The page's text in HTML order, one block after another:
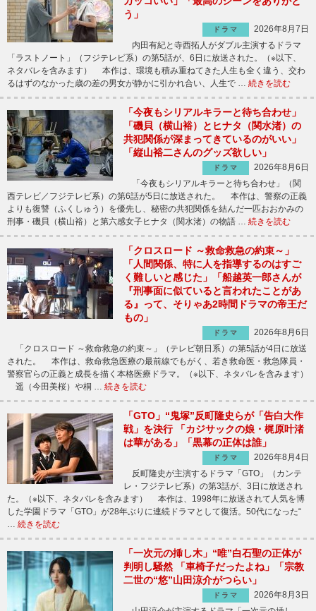
う」
ドラマ
2026年8月7日
内田有紀と寺西拓人がダブル主演するドラマ
「ラストノート」（フジテレビ系）の第5話が、6日に放送された。（※以下、
ネタバレを含みます） 本作は、環境も積み重ねてきた人生も全く違う、交わ
るはずのなかった歳の差の男女が静かに引かれ合い、人生で … 続きを読む
「今夜もシリアルキラーと待ち合わせ」
「磯貝（横山裕）とヒナタ（関水渚）の
共犯関係が深まってきているのがいい」
「縦山裕二さんのグッズ欲しい」
ドラマ
2026年8月6日
「今夜もシリアルキラーと待ち合わせ」（関
西テレビ／フジテレビ系）の第6話が5日に放送された。 本作は、警察の正義
よりも復讐（ふくしゅう）を優先し、秘密の共犯関係を結んだ一匹おおかみの
刑事・磯貝（横山裕）と第六感女子ヒナタ（関水渚）の物語 … 続きを読む
「クロスロード ～救命救急の約束～」
「人間関係、特に人を指導するのはすご
く難しいと感じた」「船越英一郎さんが
『刑事面に似ていると言われたことがあ
る』って、そりゃあ2時間ドラマの帝王だ
もの」
ドラマ
2026年8月6日
「クロスロード ～救命救急の約束～」（テレビ朝日系）の第5話が4日に放送
された。 本作は、救命救急医療の最前線でもがく、若き救命医・救急隊員・
警察官らの正義と成長を描く本格医療ドラマ。（※以下、ネタバレを含みます）
遥（今田美桜）や桐 … 続きを読む
「GTO」“鬼塚”反町隆史らが「告白大作
戦」を決行 「カジサックの娘・梶原叶渚
は華がある」「黒幕の正体は誰」
ドラマ
2026年8月4日
反町隆史が主演するドラマ「GTO」（カンテ
レ・フジテレビ系）の第3話が、3日に放送され
た。（※以下、ネタバレを含みます） 本作は、1998年に放送されて人気を博
した学園ドラマ「GTO」が28年ぶりに連続ドラマとして復活。50代になった“
… 続きを読む
「一次元の挿し木」“唯”白石聖の正体が
判明し騒然 「車椅子だったよね」「宗教
二世の“悠”山田涼介がつらい」
ドラマ
2026年8月3日